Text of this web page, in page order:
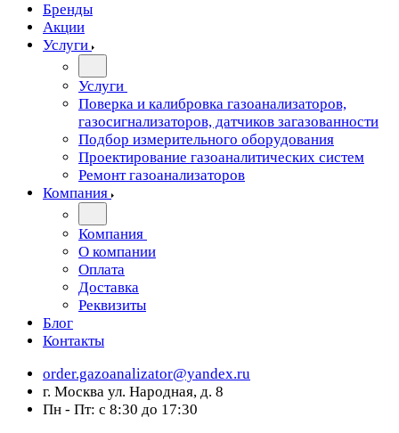
Бренды
Акции
Услуги
Услуги
Поверка и калибровка газоанализаторов,
газосигнализаторов, датчиков загазованности
Подбор измерительного оборудования
Проектирование газоаналитических систем
Ремонт газоанализаторов
Компания
Компания
О компании
Оплата
Доставка
Реквизиты
Блог
Контакты
order.gazoanalizator@yandex.ru
г. Москва ул. Народная, д. 8
Пн - Пт: с 8:30 до 17:30